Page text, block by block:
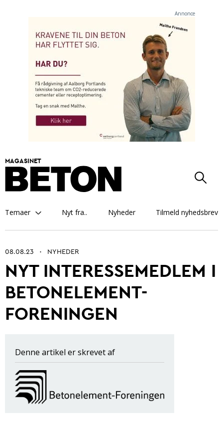
Annonce
MAGASINET
Temaer Nyt fra.. Nyheder Tilmeld nyhedsbrev
Betonarkitektur
Fremtidens betonbranche
Ung i betonbranchen
Kontrol og certificering
Byrum
Digitalisering og automatisering
08.08.23 • NYHEDER
NYT INTERESSEMEDLEM I
BETONELEMENT-
FORENINGEN
Denne artikel er skrevet af